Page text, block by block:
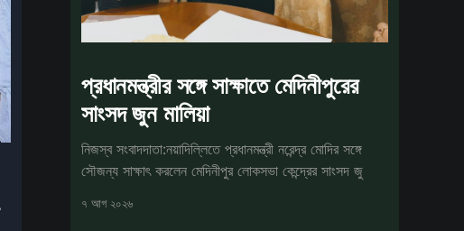
প্রধানমন্ত্রীর সঙ্গে সাক্ষাতে মেদিনীপুরের
সাংসদ জুন মালিয়া
নিজস্ব সংবাদদাতা:নয়াদিল্লিতে প্রধানমন্ত্রী নরেন্দ্র মোদির সঙ্গে
সৌজন্য সাক্ষাৎ করলেন মেদিনীপুর লোকসভা কেন্দ্রের সাংসদ জু
৭ আগ ২০২৬